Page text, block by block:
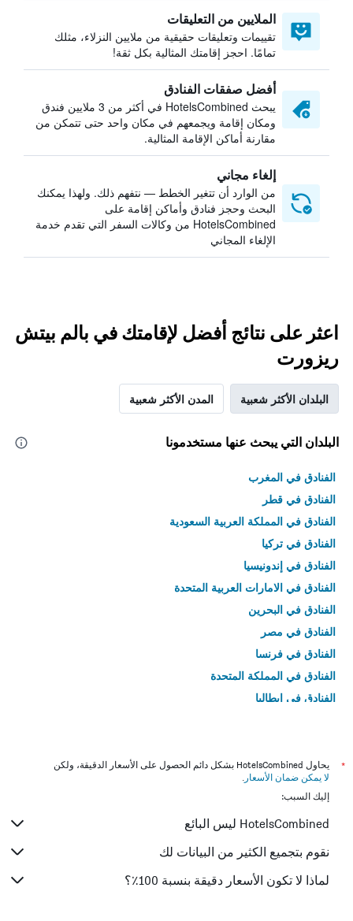
الملايين من التعليقات
تقييمات وتعليقات حقيقية من ملايين النزلاء، مثلك
تمامًا. احجز إقامتك المثالية بكل ثقة!
أفضل صفقات الفنادق
يبحث HotelsCombined في أكثر من 3 ملايين فندق
ومكان إقامة ويجمعهم في مكان واحد حتى تتمكن من
مقارنة أماكن الإقامة المثالية.
إلغاء مجاني
من الوارد أن تتغير الخطط — نتفهم ذلك. ولهذا يمكنك
البحث وحجز فنادق وأماكن إقامة على
HotelsCombined من وكالات السفر التي تقدم خدمة
الإلغاء المجاني
اعثر على نتائج أفضل لإقامتك في بالم بيتش
ريزورت
البلدان الأكثر شعبية المدن الأكثر شعبية
البلدان التي يبحث عنها مستخدمونا
الفنادق في المغرب
الفنادق في قطر
الفنادق في المملكة العربية السعودية
الفنادق في تركيا
الفنادق في إندونيسيا
الفنادق في الامارات العربية المتحدة
الفنادق في البحرين
الفنادق في مصر
الفنادق في فرنسا
الفنادق في المملكة المتحدة
الفنادق في إيطاليا
*
يحاول HotelsCombined بشكل دائم الحصول على الأسعار الدقيقة، ولكن
لا يمكن ضمان الأسعار .
إليك السبب:
HotelsCombined ليس البائع
نقوم بتجميع الكثير من البيانات لك
لماذا لا تكون الأسعار دقيقة بنسبة 100٪؟